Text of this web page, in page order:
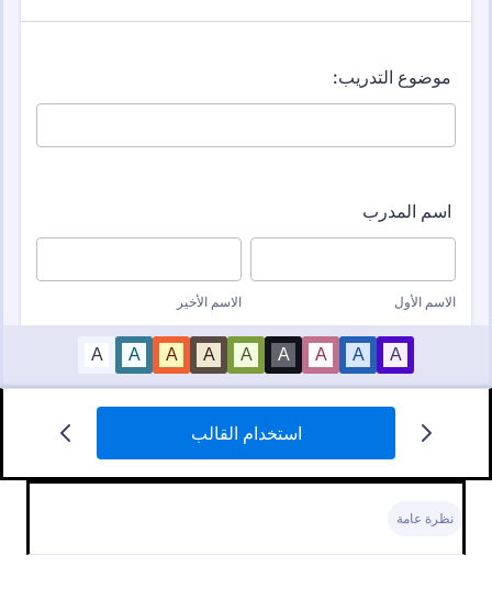
استخدام القالب
نظرة عامة
استمارة تقييم مطعم
عملية ـخذ آراء الزبائن في المطعم الخاص بك. يمكن
المطعم إلى أفضل نوعية في الطعام والخدمة استعمل هذا